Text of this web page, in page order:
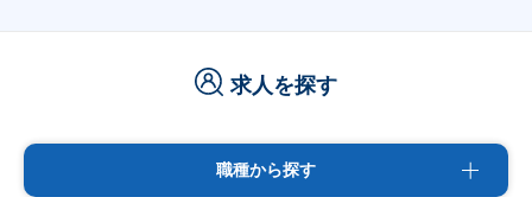
求人を探す
職種から探す